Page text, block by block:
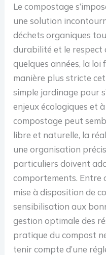
Le compostage
une solution
déchets organiques
durabilité et le respect
quelques années, la loi
manière plus stricte
simple jardinage pour
enjeux écologiques et
compostage peut
libre et naturelle, la
une organisation
particuliers doivent
comportements. Entre
mise à disposition de
sensibilisation aux
gestion optimale des
pratique du compost
tenir compte d’une